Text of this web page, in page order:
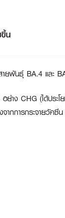
น
ายพันธุ์ BA.4 และ
ย่าง CHG (ได้ประ
ากการกระจายวัค